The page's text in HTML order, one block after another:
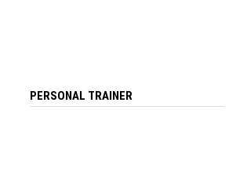
PERSONAL TRAINER